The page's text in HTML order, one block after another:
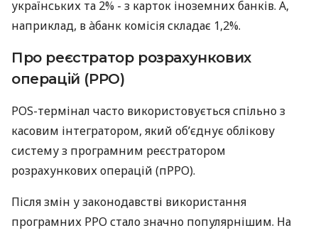
українських та 2% - з карток іноземних банків. А,
наприклад, в àбанк комісія складає 1,2%.
Про реєстратор розрахункових
операцій (РРО)
POS-термінал часто використовується спільно з
касовим інтегратором, який об’єднує облікову
систему з програмним реєстратором
розрахункових операцій (пРРО).
Після змін у законодавстві використання
програмних РРО стало значно популярнішим. На